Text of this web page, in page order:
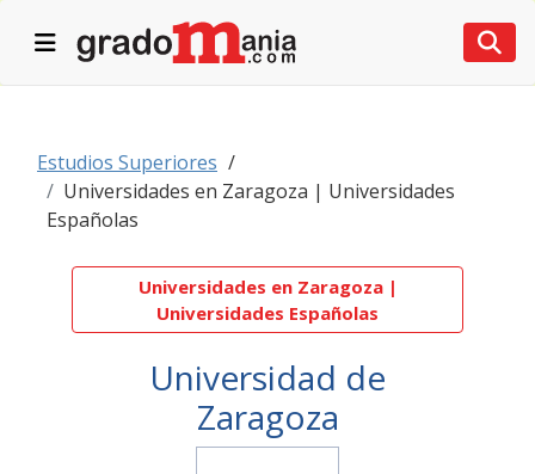
Desplegar navegación
Estudios Superiores
Universidades en Zaragoza | Universidades
Españolas
Universidades en Zaragoza |
Universidades Españolas
Universidad de
Zaragoza